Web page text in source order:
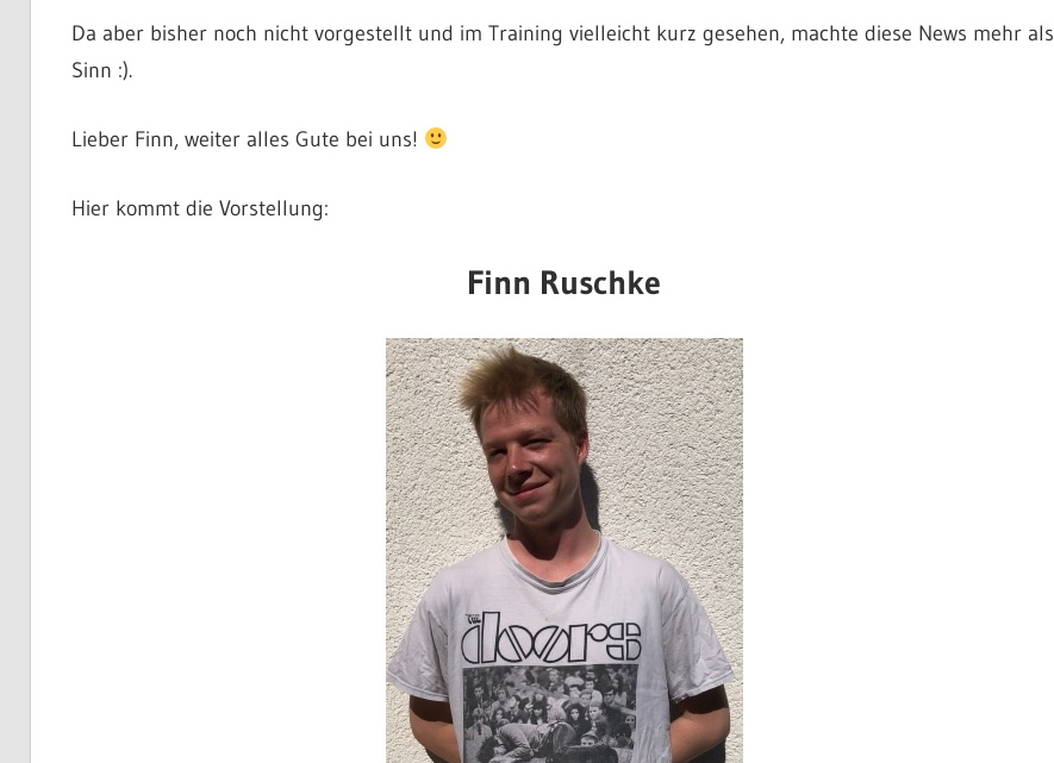
Da aber bisher noch nicht vorgestellt und im Training vielleicht kurz gesehen, machte diese News mehr als
Sinn :).
Lieber Finn, weiter alles Gute bei uns!
Hier kommt die Vorstellung:
Finn Ruschke